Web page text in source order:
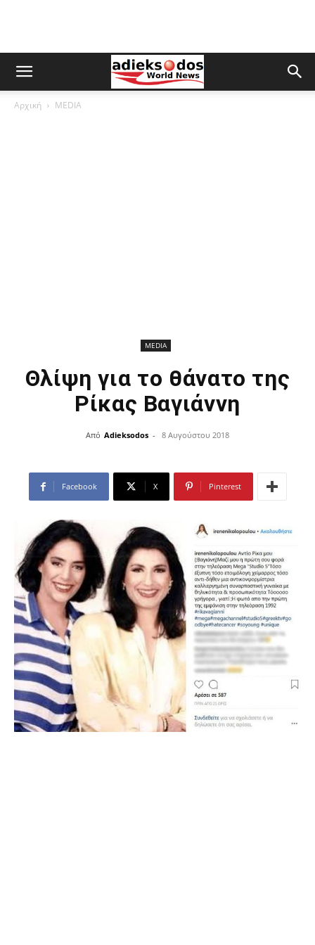
Αρχική MEDIA
MEDIA
Θλίψη για το θάνατο της
Ρίκας Βαγιάννη
Από Adieksodos - 8 Αυγούστου 2018
Facebook X Pinterest